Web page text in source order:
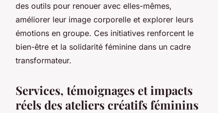
des outils pour renouer avec elles-mêmes,
améliorer leur image corporelle et explorer leurs
émotions en groupe. Ces initiatives renforcent le
bien-être et la solidarité féminine dans un cadre
transformateur.
Services, témoignages et impacts
réels des ateliers créatifs féminins